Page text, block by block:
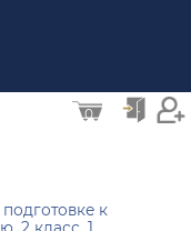
0
к